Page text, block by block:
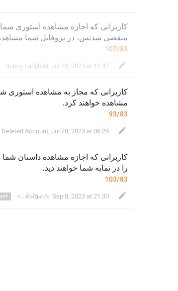
منقضی شدنش، در پروفایل شما
107/83
Sunny Ladybird , Jul 20, 2023 at 13:47
کاربرانی که مجاز به مشاهده استوری
مشاهده خواهند کرد.
93/83
Deleted Account, Jul 20, 2023 at 06:29
کاربرانی که اجازه مشاهده داستان شما
را در نمایه شما خواهند دید.
103/83
< ℳ𝒾ℓā𝒹 />, Sep 8, 2023 at 21:30